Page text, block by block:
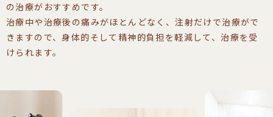
の治療がおすすめです。
治療中や治療後の痛みがほとんどなく、注射だけで治療がで
きますので、身体的そして精神的負担を軽減して、治療を受
けられます。